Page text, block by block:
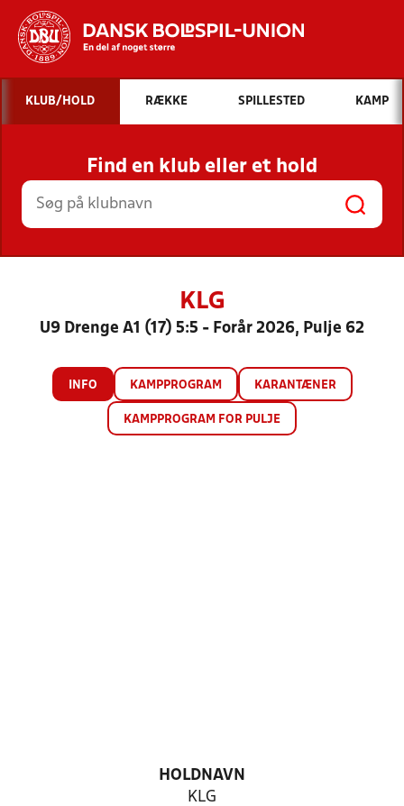
Hvad vil du søge efter?
INDHOLD OG NYHEDER
STILLINGER, RESULTATER, KLUBBER OG
HOLD
KLUB/HOLD RÆKKE SPILLESTED KAMP
Find en klub eller et hold
KLG
U9 Drenge A1 (17) 5:5 - Forår 2026, Pulje 62
INFO KAMPPROGRAM KARANTÆNER
KAMPPROGRAM FOR PULJE
HOLDNAVN
KLG